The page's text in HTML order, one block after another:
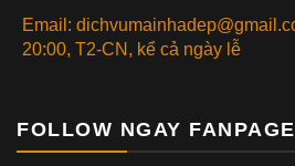
Email:
20:00, T2-CN, kể cả ngày lễ
FOLLOW NGAY FANPAGE